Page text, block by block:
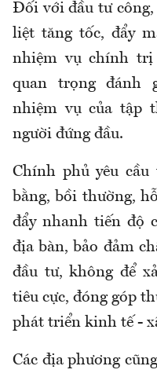
Đối với đầu tư công,
liệt tăng tốc, đẩy
nhiệm vụ chính
quan trọng đánh
nhiệm vụ của tập
người đứng đầu.
Chính phủ yêu
bằng, bồi thường,
đẩy nhanh tiến độ
địa bàn, bảo đảm
đầu tư, không để
tiêu cực, đóng góp
phát triển kinh tế -
Các địa phương